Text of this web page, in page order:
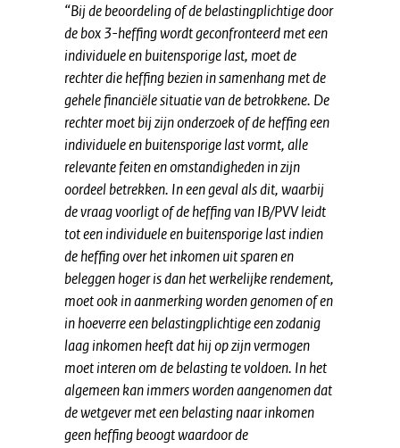
“Bij de beoordeling of de belastingplichtige door
de box 3-heffing wordt geconfronteerd met een
individuele en buitensporige last, moet de
rechter die heffing bezien in samenhang met de
gehele financiële situatie van de betrokkene. De
rechter moet bij zijn onderzoek of de heffing een
individuele en buitensporige last vormt, alle
relevante feiten en omstandigheden in zijn
oordeel betrekken. In een geval als dit, waarbij
de vraag voorligt of de heffing van IB/PVV leidt
tot een individuele en buitensporige last indien
de heffing over het inkomen uit sparen en
beleggen hoger is dan het werkelijke rendement,
moet ook in aanmerking worden genomen of en
in hoeverre een belastingplichtige een zodanig
laag inkomen heeft dat hij op zijn vermogen
moet interen om de belasting te voldoen. In het
algemeen kan immers worden aangenomen dat
de wetgever met een belasting naar inkomen
geen heffing beoogt waardoor de